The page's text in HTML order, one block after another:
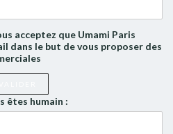
acceptez que Umami Paris
dans le but de vous proposer des
êtes humain :